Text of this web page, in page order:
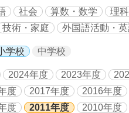
社会 算数・数学 理科
技術・家庭 外国語活動・
学校 中学校
2024年度 2023年度
度 2017年度 2016年度
度 2011年度 2010年度